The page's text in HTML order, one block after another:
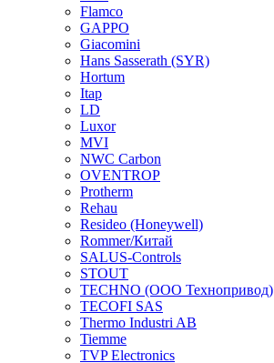
Flamco
GAPPO
Giacomini
Hans Sasserath (SYR)
Hortum
Itap
LD
Luxor
MVI
NWC Carbon
OVENTROP
Protherm
Rehau
Resideo (Honeywell)
Rommer/Китай
SALUS-Controls
STOUT
TECHNO (ООО Технопривод)
TECOFI SAS
Thermo Industri AB
Tiemme
TVP Electronics